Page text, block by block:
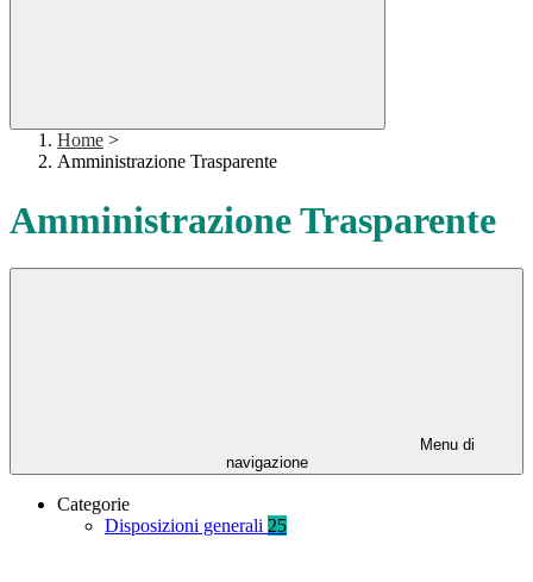
Home >
Amministrazione Trasparente
Amministrazione Trasparente
Menu di
navigazione
Categorie
Disposizioni generali 25